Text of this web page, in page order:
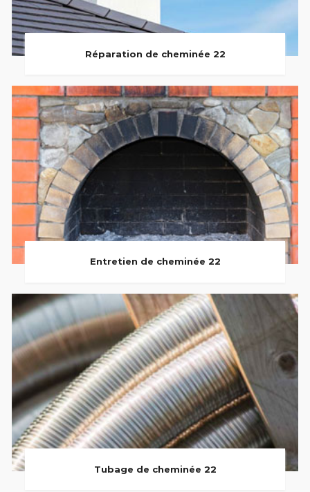
Réparation de cheminée 22
Entretien de cheminée 22
Tubage de cheminée 22